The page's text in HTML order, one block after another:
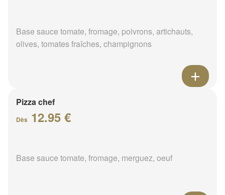
Base sauce tomate, fromage, poivrons, artichauts,
olives, tomates fraîches, champignons
Pizza chef
Dès 12.95 €
Base sauce tomate, fromage, merguez, oeuf